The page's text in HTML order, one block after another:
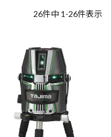
26件中 1 -26件表示